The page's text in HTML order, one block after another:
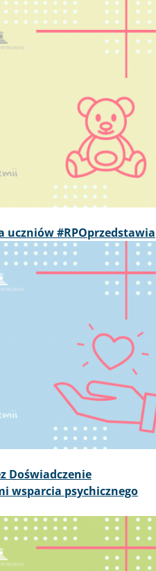
uczniów #RPOprzedstawia
Doświadczenie
wsparcia psychicznego